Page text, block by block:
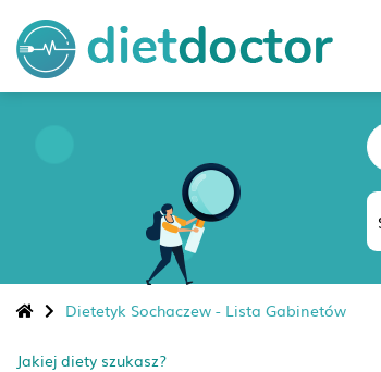
Dietetyk Sochaczew - Lista Gabinetów
Jakiej diety szukasz?